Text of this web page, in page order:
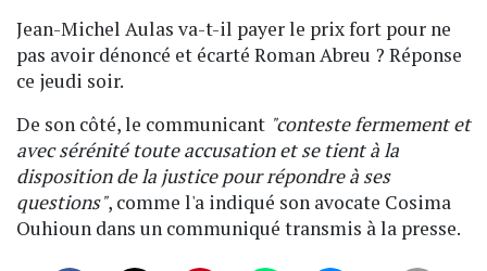
Jean-Michel Aulas va-t-il payer le prix fort pour ne
pas avoir dénoncé et écarté Roman Abreu ? Réponse
ce jeudi soir.
De son côté, le communicant "conteste fermement et
avec sérénité toute accusation et se tient à la
disposition de la justice pour répondre à ses
questions", comme l'a indiqué son avocate Cosima
Ouhioun dans un communiqué transmis à la presse.